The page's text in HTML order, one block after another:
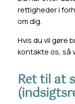
rettigheder i
om dig.
Hvis du vil gøre
kontakte os, så
Ret til at